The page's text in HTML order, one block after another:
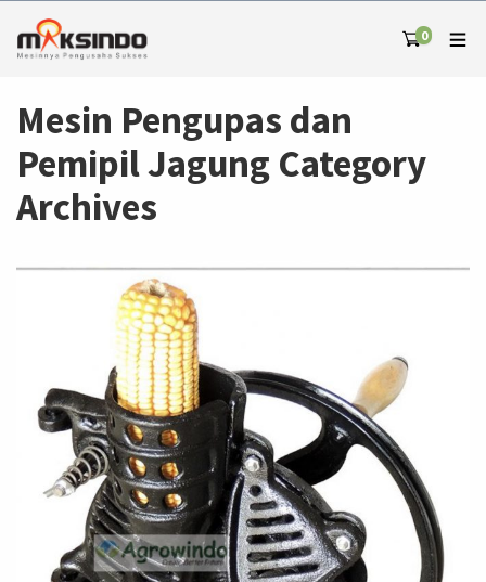
0
Mesin Pengupas dan
Pemipil Jagung Category
Archives